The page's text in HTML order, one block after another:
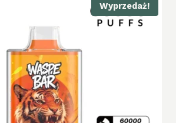
Wyprzedaż!